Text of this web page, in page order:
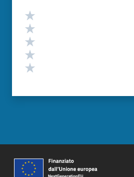
Valutazione